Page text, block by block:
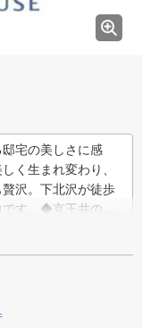
宅の美しさに感
く生まれ変わり、
沢。下北沢が徒歩
す。◆京王井の頭
人気の「下北沢」